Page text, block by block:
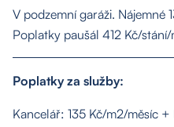
V podzemní garáži. Nájemné
Poplatky paušál 412 Kč/
Poplatky za služby:
Kancelář: 135 Kč/m2/měsíc +